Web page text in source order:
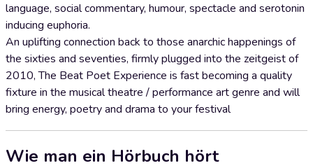
language, social commentary, humour, spectacle and serotonin
inducing euphoria.
An uplifting connection back to those anarchic happenings of
the sixties and seventies, firmly plugged into the zeitgeist of
2010, The Beat Poet Experience is fast becoming a quality
fixture in the musical theatre / performance art genre and will
bring energy, poetry and drama to your festival
Wie man ein Hörbuch hört